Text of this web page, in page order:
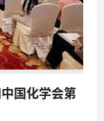
中国化学会第